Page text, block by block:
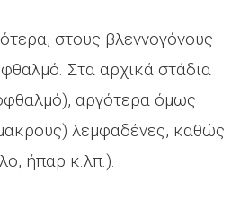
στους βλεννογόνους
Στα αρχικά στάδια
αργότερα όμως
λεμφαδένες, καθώς
ήπαρ κ.λπ.).